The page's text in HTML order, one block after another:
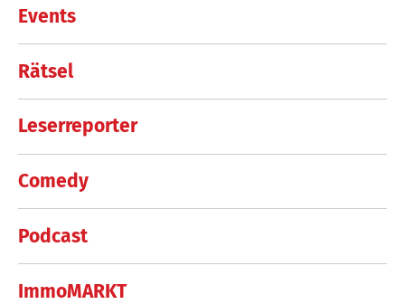
Events
Rätsel
Leserreporter
Comedy
Podcast
ImmoMARKT